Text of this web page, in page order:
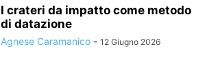
I crateri da impatto come metodo
di datazione
Agnese Caramanico - 12 Giugno 2026